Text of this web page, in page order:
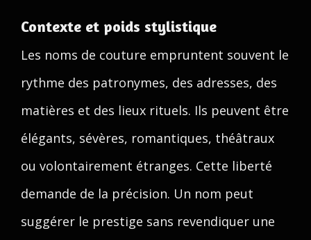
Contexte et poids stylistique
Les noms de couture empruntent souvent le
rythme des patronymes, des adresses, des
matières et des lieux rituels. Ils peuvent être
élégants, sévères, romantiques, théâtraux
ou volontairement étranges. Cette liberté
demande de la précision. Un nom peut
suggérer le prestige sans revendiquer une